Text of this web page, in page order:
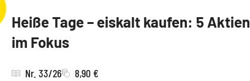
Heiße Tage – eiskalt kaufen: 5 Aktien
im Fokus
Nr. 33/26 8,90 €